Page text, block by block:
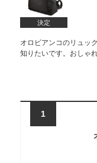
決定
オロビアンコのリュッ
知りたいです。おしゃ
1